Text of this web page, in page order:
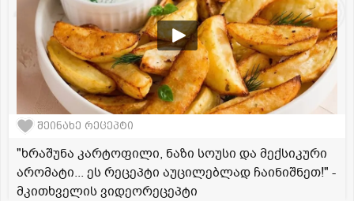
შეინახე რეცეპტი
"ხრაშუნა კარტოფილი, ნაზი სოუსი და მექსიკური
არომატი... ეს რეცეპტი აუცილებლად ჩაინიშნეთ!" -
მკითხველის ვიდეორეცეპტი